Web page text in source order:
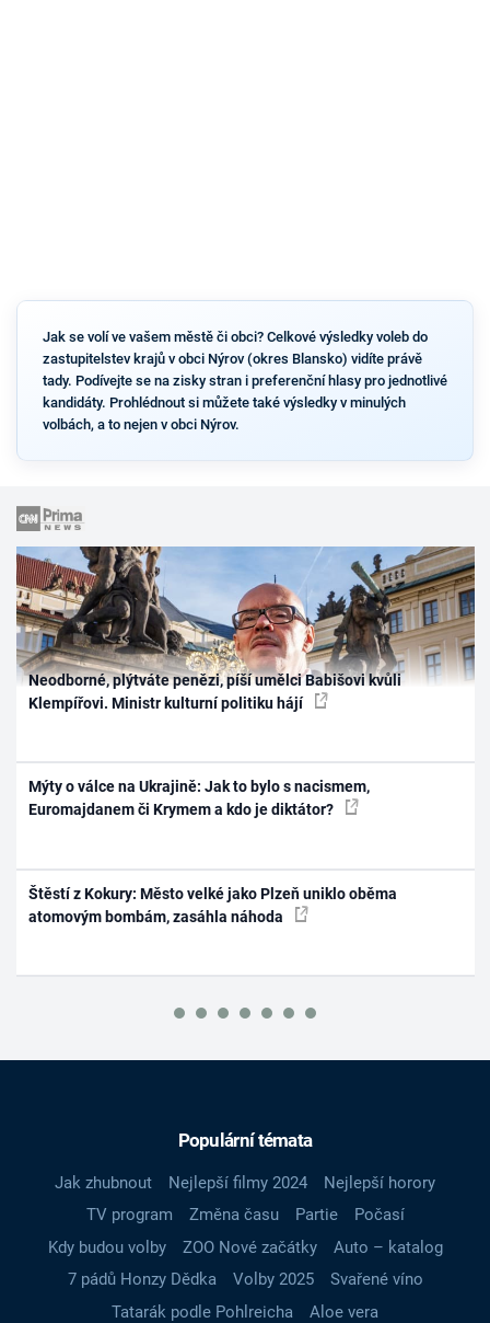
Jak se volí ve vašem městě či obci? Celkové výsledky voleb do
zastupitelstev krajů v obci Nýrov (okres Blansko) vidíte právě
tady. Podívejte se na zisky stran i preferenční hlasy pro jednotlivé
kandidáty. Prohlédnout si můžete také výsledky v minulých
volbách, a to nejen v obci Nýrov.
Neodborné, plýtváte penězi, píší umělci Babišovi kvůli
Klempířovi. Ministr kulturní politiku hájí
Mýty o válce na Ukrajině: Jak to bylo s nacismem,
Euromajdanem či Krymem a kdo je diktátor?
Štěstí z Kokury: Město velké jako Plzeň uniklo oběma
atomovým bombám, zasáhla náhoda
Populární témata
Jak zhubnout Nejlepší filmy 2024
Nejlepší horory
TV program
Změna času Partie
Počasí
Kdy budou volby
ZOO Nové začátky
Auto – katalog
7 pádů Honzy Dědka
Volby 2025
Svařené víno
Tatarák podle Pohlreicha
Aloe vera